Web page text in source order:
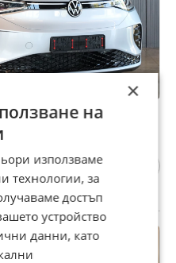
PANO* 360*
×
на
използваме
технологии, за
достъп
устройство
данни, като